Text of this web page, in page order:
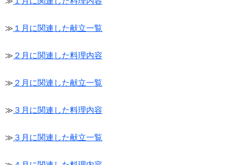
≫ １月に関連した献立一覧
≫ ２月に関連した料理内容
≫ ２月に関連した献立一覧
≫ ３月に関連した料理内容
≫ ３月に関連した献立一覧